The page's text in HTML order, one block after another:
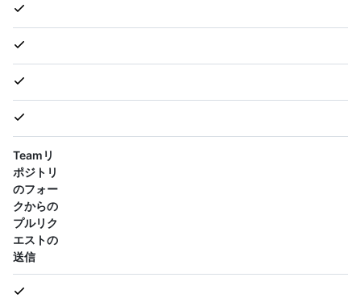
Teamリ
ポジトリ
のフォー
クからの
プルリク
エストの
送信